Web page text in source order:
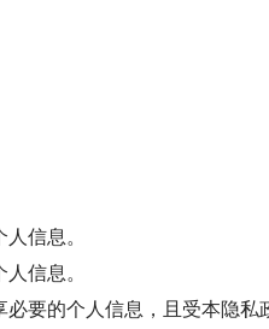
信息。
信息。
要的个人信息，且受本隐私